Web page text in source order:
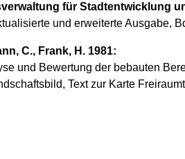
für Stadtentwicklung
und erweiterte Ausgabe,
C., Frank, H. 1981:
und Bewertung der bebauten
Text zur Karte